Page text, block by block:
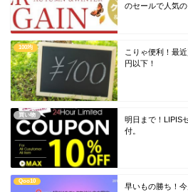
のセールで人気
100均
こりゃ便利！最
円以下！
買い物
明日まで！LIPIS
付。
Qoo10
早いもの勝ち！